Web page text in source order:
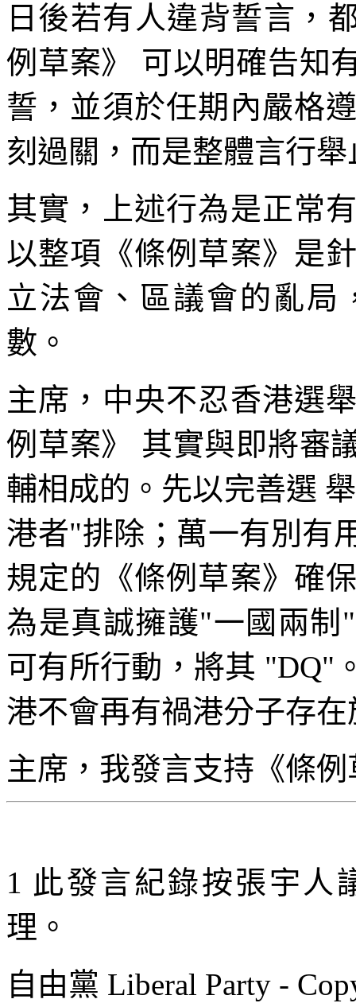
日後若有人違背誓言，
例草案》 可以明確告知
誓，並須於任期內嚴格
刻過關，而是整體言行
其實，上述行為是正常
以整項《條例草案》是
立法會、區議會的亂局
數。
主席，中央不忍香港選
例草案》 其實與即將審
輔相成的。先以完善選
港者"排除；萬一有別有
規定的《條例草案》確
為是真誠擁護"一國兩制
可有所行動，將其 "DQ"
港不會再有禍港分子存
主席，我發言支持《條
1 此發言紀錄按張宇人
理。
自由黨 Liberal Party -